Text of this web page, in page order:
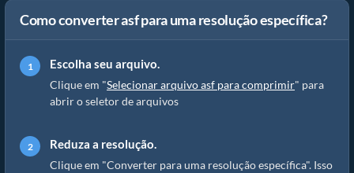
Como converter asf para uma resolução específica?
Escolha seu arquivo.
Clique em "Selecionar arquivo asf para comprimir" para
abrir o seletor de arquivos
Reduza a resolução.
Clique em "Converter para uma resolução específica". Isso